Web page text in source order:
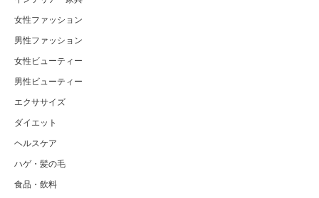
女性ファッション
男性ファッション
女性ビューティー
男性ビューティー
エクササイズ
ダイエット
ヘルスケア
ハゲ・髪の毛
食品・飲料